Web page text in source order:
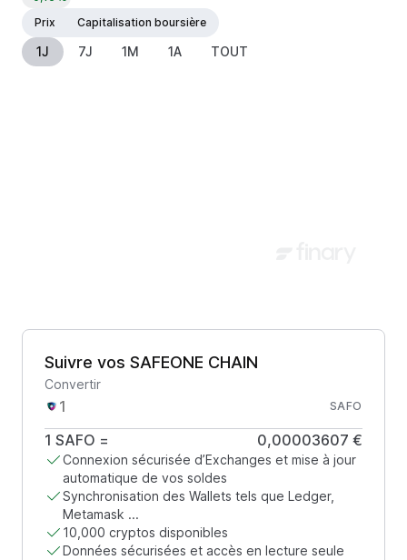
Prix
Capitalisation boursière
1J 7J 1M 1A TOUT
Suivre vos SAFEONE CHAIN
Convertir
SAFO
1 SAFO = 0,00003607 €
Connexion sécurisée d’Exchanges et mise à jour
automatique de vos soldes
Synchronisation des Wallets tels que Ledger,
Metamask ...
10,000 cryptos disponibles
Données sécurisées et accès en lecture seule